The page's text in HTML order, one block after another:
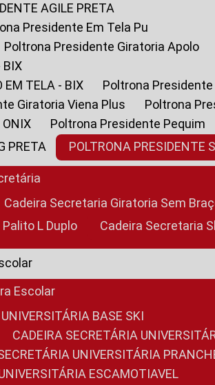
AGILE PRETA
Presidente Em Tela Pu
Poltrona Presidente Giratoria Apolo
BIX
EM TELA - BIX
Poltrona
Giratoria Viena Plus
Poltrona
ONIX
Poltrona Presidente Pequim
PRETA POLTRONA PRESIDENTE
Cadeira Secretaria Giratoria Sem
Palito L Duplo Cadeira Secretaria
Escolar
UNIVERSITÁRIA BASE SKI
CADEIRA SECRETÁRIA
SECRETÁRIA UNIVERSITÁRIA
ESCAMOTIAVEL